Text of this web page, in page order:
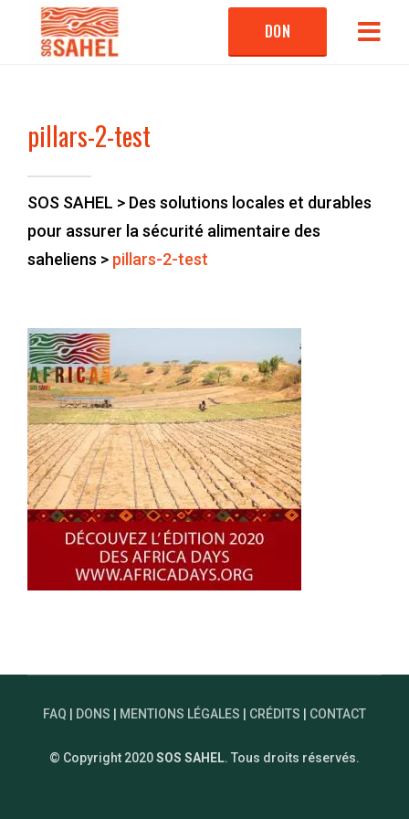
DON
pillars-2-test
SOS SAHEL > Des solutions locales et durables
pour assurer la sécurité alimentaire des
saheliens > pillars-2-test
FAQ | DONS | MENTIONS LÉGALES | CRÉDITS | CONTACT
© Copyright 2020SOS SAHEL. Tous droits réservés.